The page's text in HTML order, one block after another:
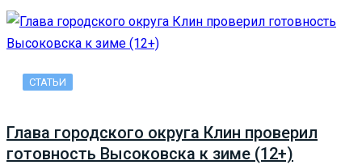
СТАТЬИ
Глава городского округа Клин проверил
готовность Высоковска к зиме (12+)